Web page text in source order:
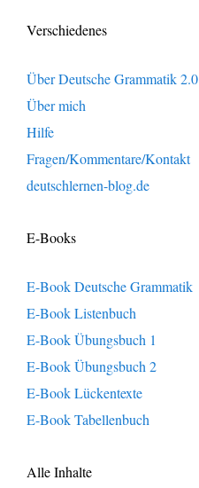
Verschiedenes
Über Deutsche Grammatik 2.0
Über mich
Hilfe
Fragen/Kommentare/Kontakt
deutschlernen-blog.de
E-Books
E-Book Deutsche Grammatik
E-Book Listenbuch
E-Book Übungsbuch 1
E-Book Übungsbuch 2
E-Book Lückentexte
E-Book Tabellenbuch
Alle Inhalte